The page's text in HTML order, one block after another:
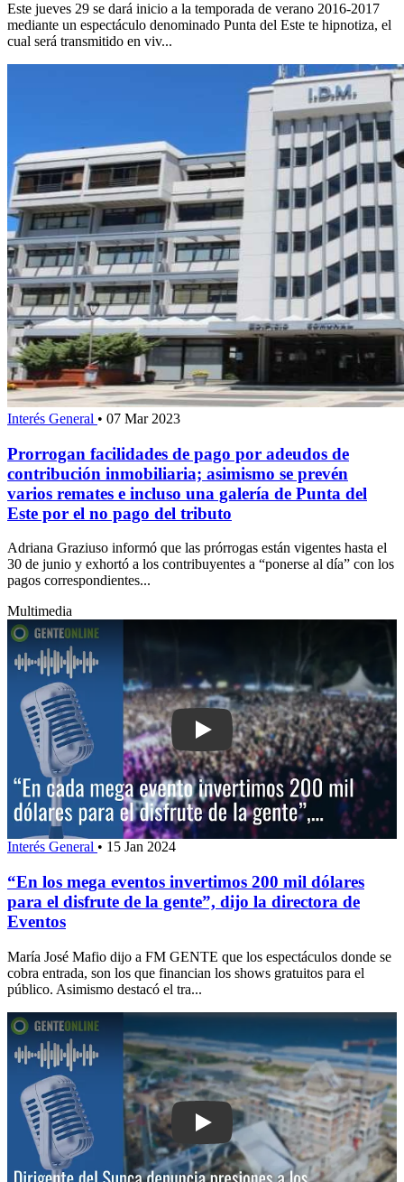
Este jueves 29 se dará inicio a la temporada de verano 2016-2017
mediante un espectáculo denominado Punta del Este te hipnotiza, el
cual será transmitido en viv...
Interés General • 07 Mar 2023
Prorrogan facilidades de pago por adeudos de
contribución inmobiliaria; asimismo se prevén
varios remates e incluso una galería de Punta del
Este por el no pago del tributo
Adriana Graziuso informó que las prórrogas están vigentes hasta el
30 de junio y exhortó a los contribuyentes a “ponerse al día” con los
pagos correspondientes...
Multimedia
Play: “En los mega eventos
Interés General • 15 Jan 2024
“En los mega eventos invertimos 200 mil dólares
para el disfrute de la gente”, dijo la directora de
Eventos
María José Mafio dijo a FM GENTE que los espectáculos donde se
cobra entrada, son los que financian los shows gratuitos para el
público. Asimismo destacó el tra...
Play: Dirigente del Sunca denuncia